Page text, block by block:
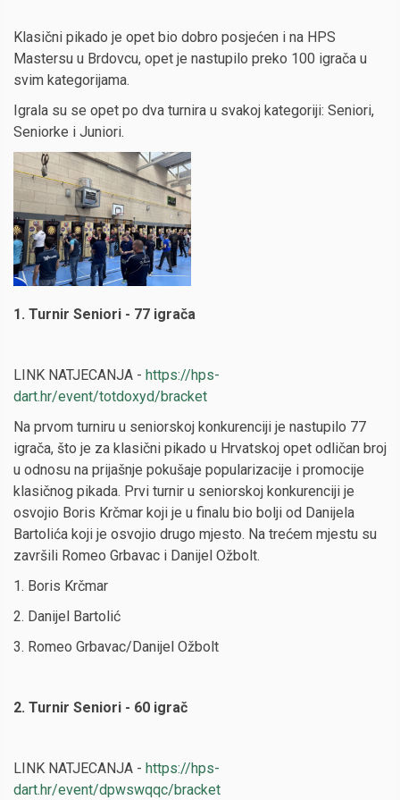
Klasični pikado je opet bio dobro posjećen i na HPS
Mastersu u Brdovcu, opet je nastupilo preko 100 igrača u
svim kategorijama.
Igrala su se opet po dva turnira u svakoj kategoriji: Seniori,
Seniorke i Juniori.
1. Turnir Seniori - 77 igrača
LINK NATJECANJA - https://hps-
dart.hr/event/totdoxyd/bracket
Na prvom turniru u seniorskoj konkurenciji je nastupilo 77
igrača, što je za klasični pikado u Hrvatskoj opet odličan broj
u odnosu na prijašnje pokušaje popularizacije i promocije
klasičnog pikada. Prvi turnir u seniorskoj konkurenciji je
osvojio Boris Krčmar koji je u finalu bio bolji od Danijela
Bartolića koji je osvojio drugo mjesto. Na trećem mjestu su
završili Romeo Grbavac i Danijel Ožbolt.
1. Boris Krčmar
2. Danijel Bartolić
3. Romeo Grbavac/Danijel Ožbolt
2. Turnir Seniori - 60 igrač
LINK NATJECANJA - https://hps-
dart.hr/event/dpwswqqc/bracket